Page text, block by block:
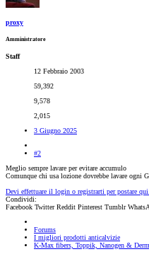
proxy
Amministratore
Staff
12 Febbraio 2003
59,392
9,578
2,015
3 Giugno 2025
#2
Meglio sempre lavare per evitare accumulo
Comunque chi usa lozione dovrebbe lavare ogni
Devi effettuare il login o registrarti per postare qui.
Condividi:
Facebook Twitter Reddit Pinterest Tumblr
Forums
I migliori prodotti anticalvizie
K-Max fibers, Toppik, Nanogen &